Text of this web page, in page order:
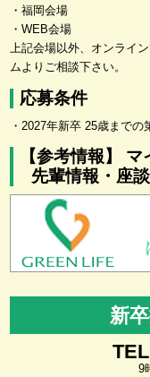
・福岡会場
・WEB会場
上記会場以外、オンライ
ムよりご相談下さい。
応募条件
・2027年新卒 25歳までの
【参考情報】
先輩情報・座
新
9